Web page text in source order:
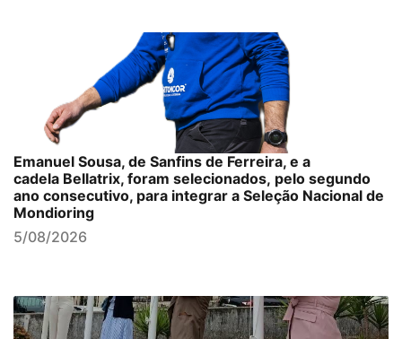
Emanuel Sousa, de Sanfins de Ferreira, e a
cadela Bellatrix, foram selecionados, pelo segundo
ano consecutivo, para integrar a Seleção Nacional de
Mondioring
5/08/2026